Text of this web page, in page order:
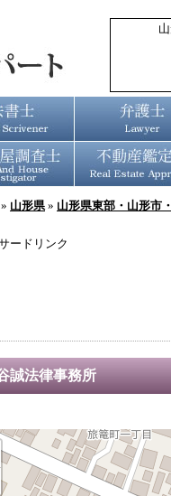
» 山形県» 山形県東部・山形市
ードリンク
誠法律事務所